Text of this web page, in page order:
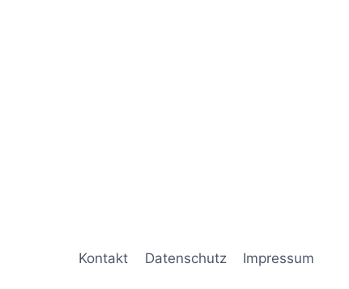
Kontakt Datenschutz Impressum